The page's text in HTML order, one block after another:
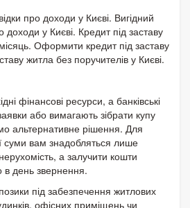
про доходи у Києві. Вигідний
доходи у Києві. Кредит під заставу
Оформити кредит під заставу
житла без поручителів у Києві.
фінансові ресурси, а банківські
або вимагають зібрати купу
альтернативне рішення. Для
суми вам знадобляться лише
а залучити кошти
день звернення.
під забезпечення житлових
офісних приміщень чи